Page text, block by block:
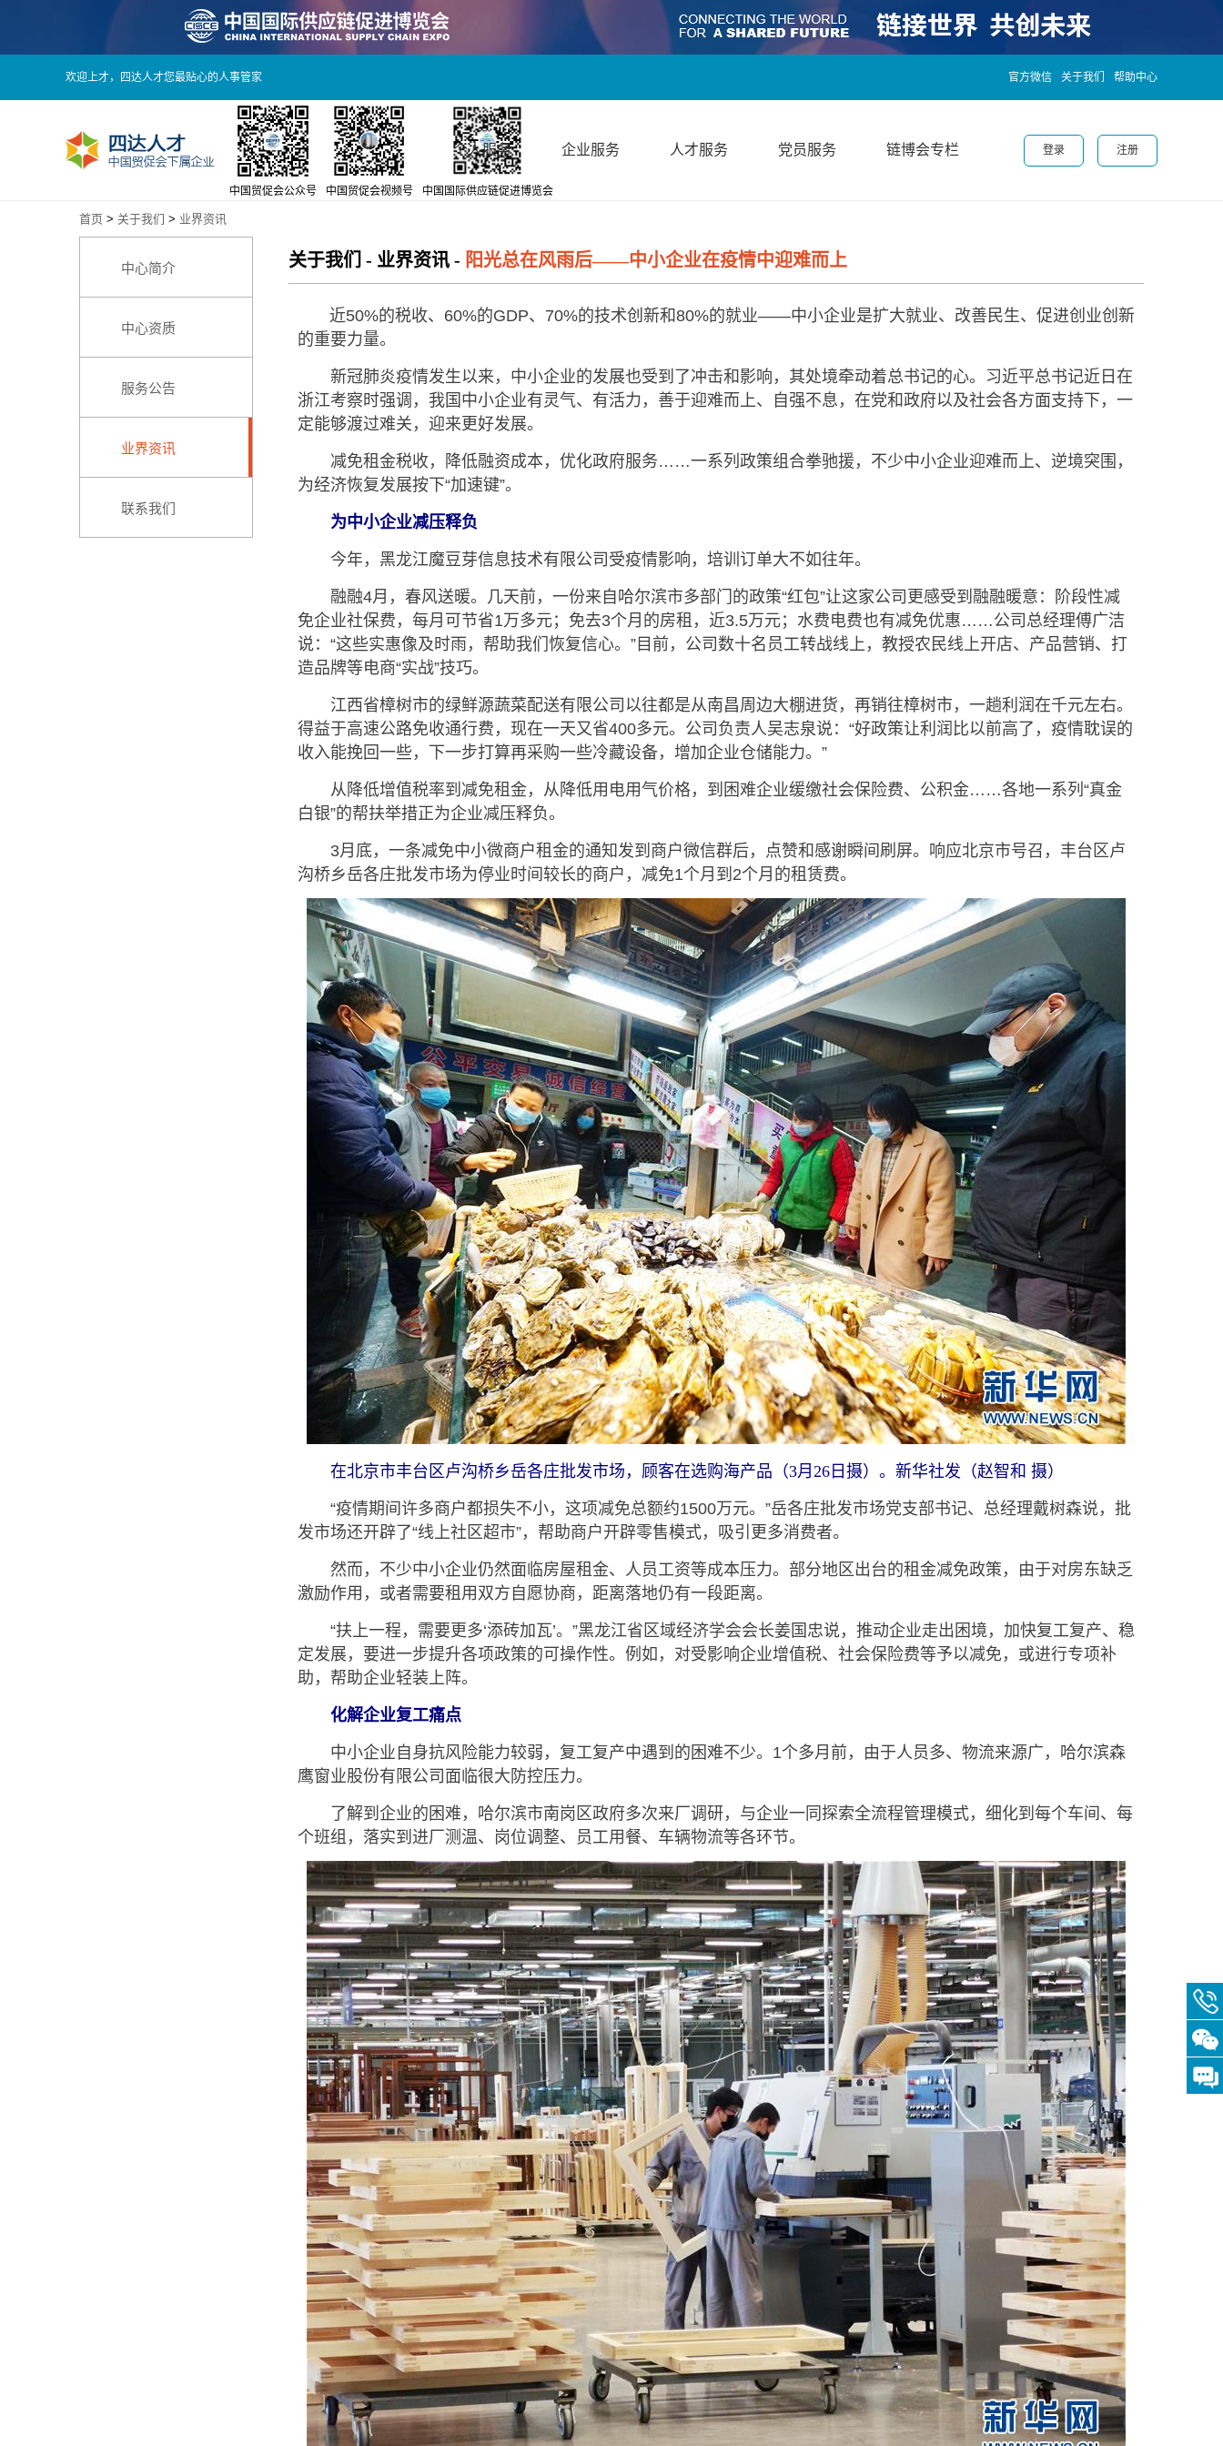
欢迎上才，四达人才您最贴心的人事管家 官方微信 关于我们 帮助中心
中国贸促会公众号 中国贸促会视频号 中国国际供应链促进博览会
登录 注册
个人服务 企业服务 人才服务 党员服务 链博会专栏
首页 > 关于我们 > 业界资讯
中心简介
中心资质
服务公告
业界资讯
联系我们
关于我们 - 业界资讯- 阳光总在风雨后——中小企业在疫情中迎难而上
近50%的税收、60%的GDP、70%的技术创新和80%的就业——中小企业是扩大就业、改善民生、促进创业创新
的重要力量。
新冠肺炎疫情发生以来，中小企业的发展也受到了冲击和影响，其处境牵动着总书记的心。习近平总书记近日在
浙江考察时强调，我国中小企业有灵气、有活力，善于迎难而上、自强不息，在党和政府以及社会各方面支持下，一
定能够渡过难关，迎来更好发展。
减免租金税收，降低融资成本，优化政府服务……一系列政策组合拳驰援，不少中小企业迎难而上、逆境突围，
为经济恢复发展按下“加速键”。
为中小企业减压释负
今年，黑龙江魔豆芽信息技术有限公司受疫情影响，培训订单大不如往年。
融融4月，春风送暖。几天前，一份来自哈尔滨市多部门的政策“红包”让这家公司更感受到融融暖意：阶段性减
免企业社保费，每月可节省1万多元；免去3个月的房租，近3.5万元；水费电费也有减免优惠……公司总经理傅广洁
说：“这些实惠像及时雨，帮助我们恢复信心。”目前，公司数十名员工转战线上，教授农民线上开店、产品营销、打
造品牌等电商“实战”技巧。
江西省樟树市的绿鲜源蔬菜配送有限公司以往都是从南昌周边大棚进货，再销往樟树市，一趟利润在千元左右。
得益于高速公路免收通行费，现在一天又省400多元。公司负责人吴志泉说：“好政策让利润比以前高了，疫情耽误的
收入能挽回一些，下一步打算再采购一些冷藏设备，增加企业仓储能力。”
从降低增值税率到减免租金，从降低用电用气价格，到困难企业缓缴社会保险费、公积金……各地一系列“真金
白银”的帮扶举措正为企业减压释负。
3月底，一条减免中小微商户租金的通知发到商户微信群后，点赞和感谢瞬间刷屏。响应北京市号召，丰台区卢
沟桥乡岳各庄批发市场为停业时间较长的商户，减免1个月到2个月的租赁费。
在北京市丰台区卢沟桥乡岳各庄批发市场，顾客在选购海产品（3月26日摄）。新华社发（赵智和 摄）
“疫情期间许多商户都损失不小，这项减免总额约1500万元。”岳各庄批发市场党支部书记、总经理戴树森说，批
发市场还开辟了“线上社区超市”，帮助商户开辟零售模式，吸引更多消费者。
然而，不少中小企业仍然面临房屋租金、人员工资等成本压力。部分地区出台的租金减免政策，由于对房东缺乏
激励作用，或者需要租用双方自愿协商，距离落地仍有一段距离。
“扶上一程，需要更多‘添砖加瓦’。”黑龙江省区域经济学会会长姜国忠说，推动企业走出困境，加快复工复产、稳
定发展，要进一步提升各项政策的可操作性。例如，对受影响企业增值税、社会保险费等予以减免，或进行专项补
助，帮助企业轻装上阵。
化解企业复工痛点
中小企业自身抗风险能力较弱，复工复产中遇到的困难不少。1个多月前，由于人员多、物流来源广，哈尔滨森
鹰窗业股份有限公司面临很大防控压力。
了解到企业的困难，哈尔滨市南岗区政府多次来厂调研，与企业一同探索全流程管理模式，细化到每个车间、每
个班组，落实到进厂测温、岗位调整、员工用餐、车辆物流等各环节。